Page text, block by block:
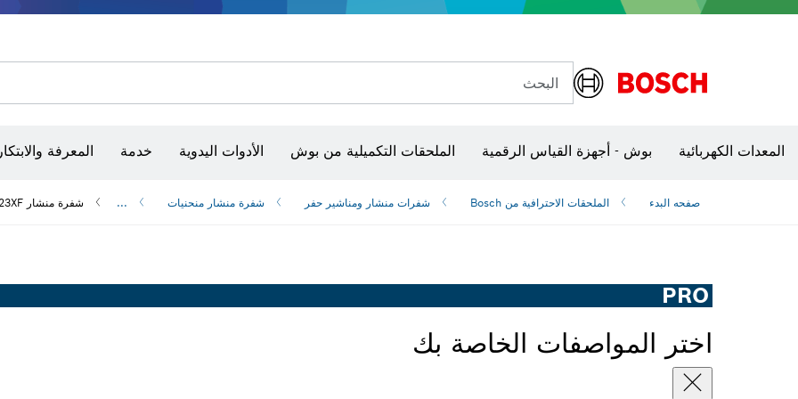
البحث
المعدات الكهربائية بوش - أجهزة القياس الرقمية الملحقات التكميلية من بوش الأدوات اليدوية خدمة المعرفة والابتكار
صفحه البدء الملحقات الاحترافية من Bosch شفرات منشار و‏‫مناشير حفر شفرة منشار منحنيات ... شفرة منشار PRO Metal thick and thin T123XF
PRO
اختر المواصفات الخاصة بك